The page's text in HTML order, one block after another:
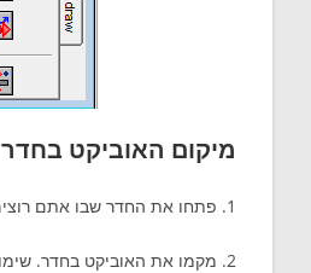
מיקום האוביקט בחדר
1. פתחו את החדר שבו אתם רוצים להציג את הניקוד ובלשונית objects בחרו את אוביקט הניקוד, objectScore.
2. מקמו את האוביקט בחדר. שימו לב, כדי לא למחוק אוביקט אחר שמופיע בחדר, וודאו שהאפשרות delete underline אינה מסומנת.